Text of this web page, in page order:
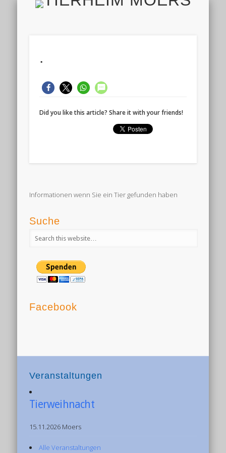
HOME
AKTUELL
ALLE TIERE
HELFEN
TIERHEIM & VEREIN
VIELEN DANK!
IMPRESSUM & DATENSCHUTZ
FINDEFIX
.
Did you like this article? Share it with your friends!
Informationen wenn Sie ein Tier gefunden haben
Suche
Facebook
Veranstaltungen
Tierweihnacht
15.11.2026 Moers
Alle Veranstaltungen